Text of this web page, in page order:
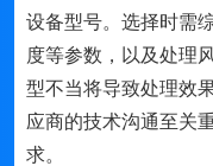
设备型号。选择时需
度等参数，以及处理
型不当将导致处理效
应商的技术沟通至关
求。